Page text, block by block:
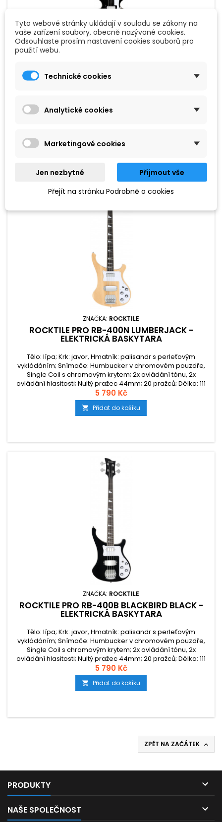
ZNAČKA:ROCKTILE
ROCKTILE VB-2 "SIR PAUL" VINTAGE BEATBASS
Duté tělo z lipového dřeva, javorová přední deska, krémová
humbucker, elektronika - 2 ovládání hlasitosti a 3 zvukové
spínače, chromový hardware, DieCast mechanika, struny
ZNAČKA: ROCKTILE
ROCKTILE PRO RB-400N LUMBERJACK -
ELEKTRICKÁ BASKYTARA
Tělo: lípa; Krk: javor, Hmatník: palisandr s perleťovým
vykládáním; Snímače: Humbucker v chromovém pouzdře,
Single Coil s chromovým krytem; 2x ovládání tónu, 2x
ovládání hlasitosti; Nultý pražec 44mm; 20 pražců; Délka: 111
cm, šířka: 35 cm, Menzura 86 cm, hmotnost: 3,8 kg, barva:
natural
5 790 Kč
 Přidat do košíku
ZNAČKA: ROCKTILE
ROCKTILE PRO RB-400B BLACKBIRD BLACK -
ELEKTRICKÁ BASKYTARA
Tělo: lípa; Krk: javor, Hmatník: palisandr s perleťovým
vykládáním; Snímače: Humbucker v chromovém pouzdře,
Single Coil s chromovým krytem; 2x ovládání tónu, 2x
ovládání hlasitosti; Nultý pražec 44mm; 20 pražců; Délka: 111
cm, šířka: 35 cm, Menzura 86 cm, hmotnost: 3,8 kg, barva:
černá
5 790 Kč
 Přidat do košíku
ZPĚT NA ZAČÁTEK 
PRODUKTY 
NAŠE SPOLEČNOST 
Tyto webové stránky ukládají v souladu se zákony na
vaše zařízení soubory, obecně nazývané cookies.
Odsouhlaste prosím nastavení cookies souborů pro
použití webu.
Technické cookies
Analytické cookies
Marketingové cookies
Jen nezbytné
Přijmout vše
Přejít na stránku Podrobně o cookies